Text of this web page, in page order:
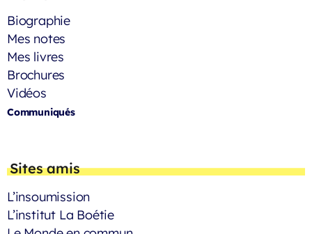
Biographie
Mes notes
Mes livres
Brochures
Vidéos
Communiqués
Sites amis
L’insoumission
L’institut La Boétie